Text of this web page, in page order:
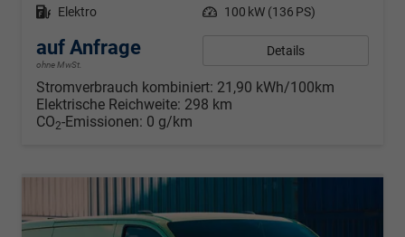
Kraftstoff Elektro Leistung 100 kW (136 PS)
auf Anfrage
ohne MwSt.
Details
Stromverbrauch kombiniert: 21,90 kWh/100km
Elektrische Reichweite: 298 km
CO2-Emissionen: 0 g/km